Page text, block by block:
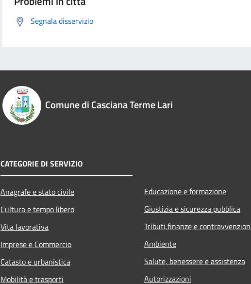
Segnala disservizio
Comune di Casciana Terme Lari
CATEGORIE DI SERVIZIO
Anagrafe e stato civile
Cultura e tempo libero
Vita lavorativa
Imprese e Commercio
Catasto e urbanistica
Mobilità e trasporti
Educazione e formazione
Giustizia e sicurezza pubblica
Tributi,finanze e
Ambiente
Salute, benessere e assistenza
Autorizzazioni